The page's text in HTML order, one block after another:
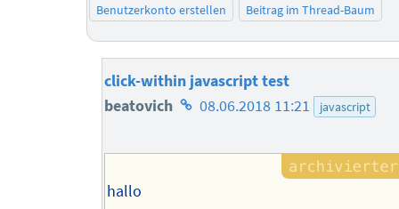
Benutzerkonto erstellen
Beitrag im Thread-Baum
click-within javascript test
beatovich Homepage
Autors
08.06.2018 11:21 javascript
hallo